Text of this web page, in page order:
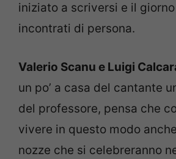
iniziato a scriversi e il
incontrati di persona.
Valerio Scanu e Luigi
un po’ a casa del cantante
del professore, pensa che
vivere in questo modo
nozze che si celebreranno